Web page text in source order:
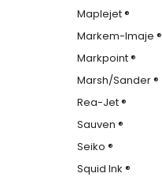
Maplejet ®
Markem-Imaje ®
Markpoint ®
Marsh/Sander ®
Rea-Jet ®
Sauven ®
Seiko ®
Squid Ink ®